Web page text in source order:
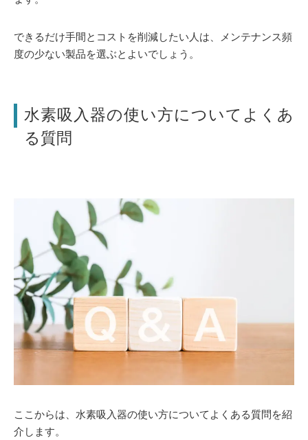
できるだけ手間とコストを削減したい人は、メンテナンス頻
度の少ない製品を選ぶとよいでしょう。
水素吸入器の使い方についてよくあ
る質問
ここからは、水素吸入器の使い方についてよくある質問を紹
介します。